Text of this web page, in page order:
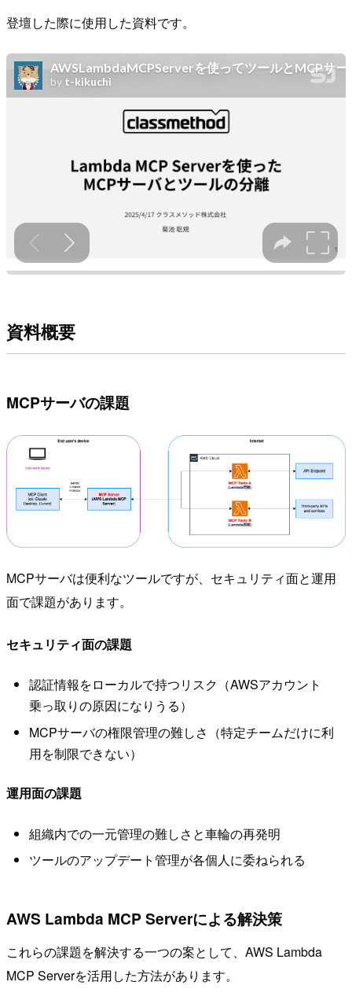
登壇した際に使用した資料です。
資料概要
MCPサーバの課題
MCPサーバは便利なツールですが、セキュリティ面と運用
面で課題があります。
セキュリティ面の課題
認証情報をローカルで持つリスク（AWSアカウント
乗っ取りの原因になりうる）
MCPサーバの権限管理の難しさ（特定チームだけに利
用を制限できない）
運用面の課題
組織内での一元管理の難しさと車輪の再発明
ツールのアップデート管理が各個人に委ねられる
AWS Lambda MCP Serverによる解決策
これらの課題を解決する一つの案として、AWS Lambda
MCP Serverを活用した方法があります。